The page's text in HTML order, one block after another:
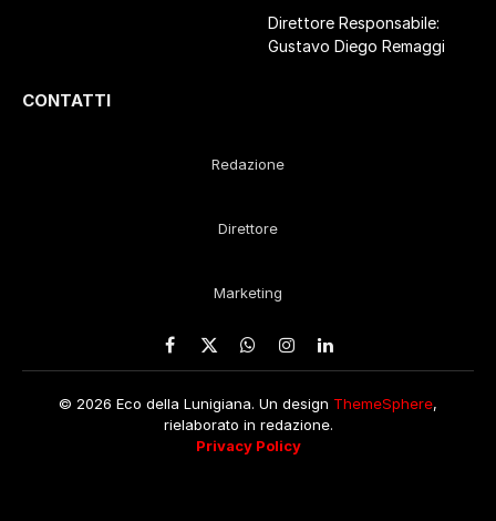
Direttore Responsabile:
Gustavo Diego Remaggi
CONTATTI
Redazione
Direttore
Marketing
Facebook
X
WhatsApp
Instagram
LinkedIn
© 2026 Eco della Lunigiana. Un design ThemeSphere,
rielaborato in redazione.
Privacy Policy